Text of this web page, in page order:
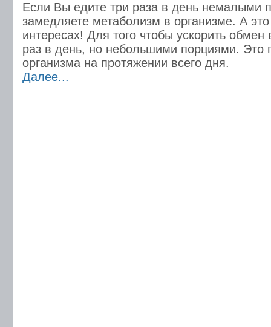
Если Вы едите три раза в день немалыми
замедляете метаболизм в организме. А
интересах! Для того чтобы ускорить
раз в день, но небольшими порциями. Это
организма на протяжении всего дня.
Далее...